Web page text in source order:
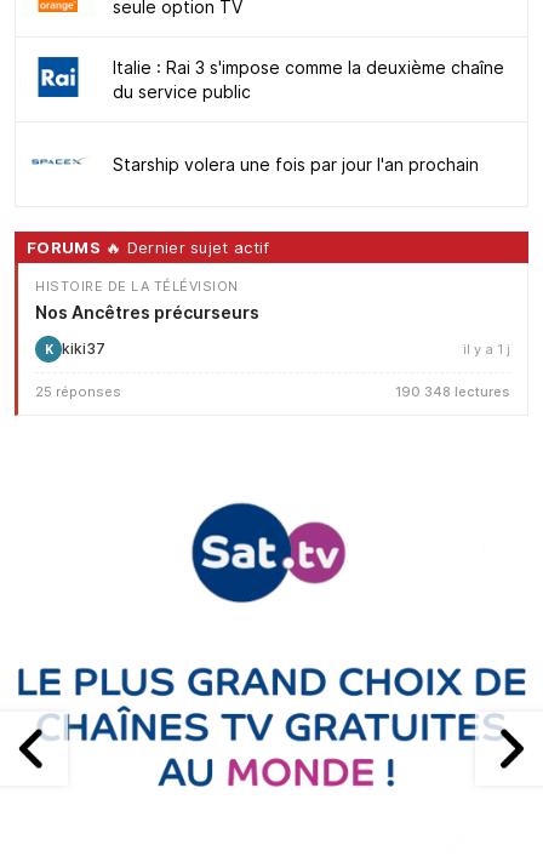
seule option TV
Italie : Rai 3 s'impose comme la deuxième chaîne
du service public
Starship volera une fois par jour l'an prochain
FORUMS 🔥 Dernier sujet actif
HISTOIRE DE LA TÉLÉVISION
Nos Ancêtres précurseurs
K kiki37 il y a 1 j
25 réponses 190 348 lectures